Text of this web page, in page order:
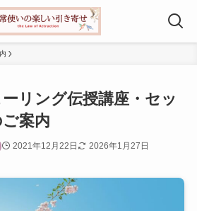
リング伝授講座・セッ
案内
2021年12月22日 2026年1月27日